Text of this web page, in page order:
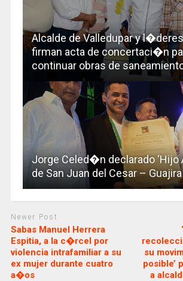
Alcalde de Valledupar y
firman acta de concertaci�n
continuar obras de
Jorge Celed�n declarado ‘Hijo
de San Juan del Cesar – Guajira
Newer Post
Sabas Manuel Herrera
Espitia, a la c�rcel por
violencia intrafamiliar a su
ex mujer durante cuatro
a�os
su
posible’
a